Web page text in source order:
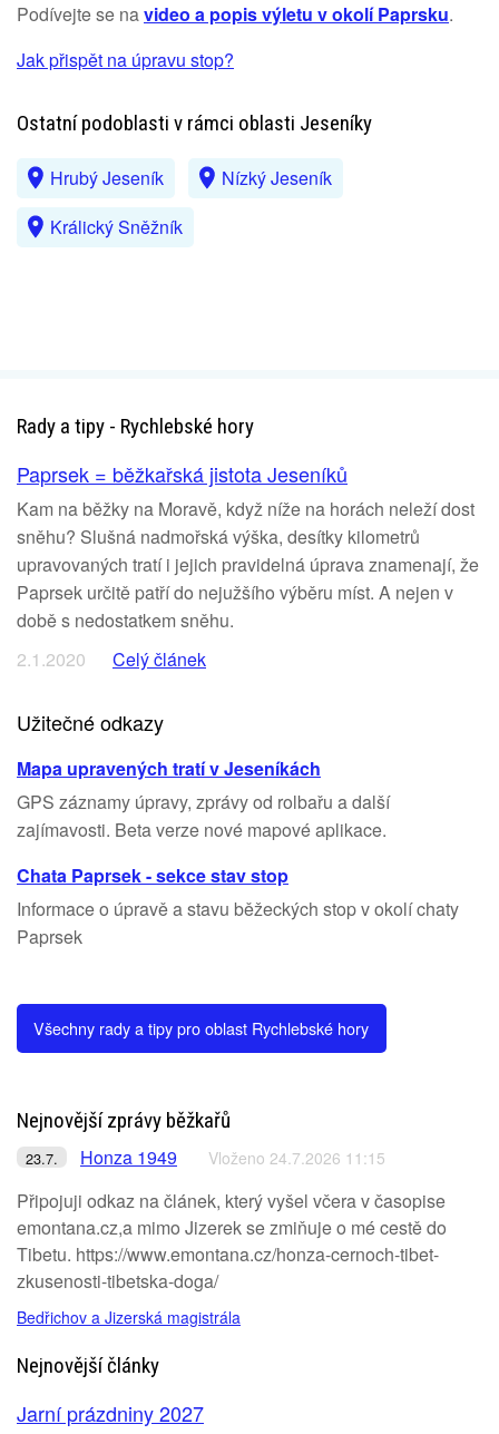
Podívejte se navideo a popis výletu v okolí Paprsku.
Jak přispět na úpravu stop?
Ostatní podoblasti v rámci oblasti Jeseníky
Hrubý Jeseník
Nízký Jeseník
Králický Sněžník
Rady a tipy - Rychlebské hory
Paprsek = běžkařská jistota Jeseníků
Kam na běžky na Moravě, když níže na horách neleží dost
sněhu? Slušná nadmořská výška, desítky kilometrů
upravovaných tratí i jejich pravidelná úprava znamenají, že
Paprsek určitě patří do nejužšího výběru míst. A nejen v
době s nedostatkem sněhu.
2.1.2020
Celý článek
Užitečné odkazy
Mapa upravených tratí v Jeseníkách
GPS záznamy úpravy, zprávy od rolbařu a další
zajímavosti. Beta verze nové mapové aplikace.
Chata Paprsek - sekce stav stop
Informace o úpravě a stavu běžeckých stop v okolí chaty
Paprsek
Všechny rady a tipy pro oblast Rychlebské hory
Nejnovější zprávy běžkařů
23.7. Honza 1949 Vloženo 24.7.2026 11:15
Připojuji odkaz na článek, který vyšel včera v časopise
emontana.cz,a mimo Jizerek se zmiňuje o mé cestě do
Tibetu. https://www.emontana.cz/honza-cernoch-tibet-
zkusenosti-tibetska-doga/
Bedřichov a Jizerská magistrála
Nejnovější články
Jarní prázdniny 2027